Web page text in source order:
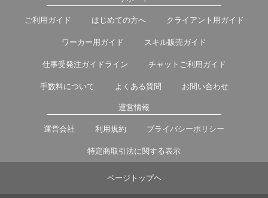
ご利用ガイド はじめての方へ クライアント用ガイド
ワーカー用ガイド スキル販売ガイド
仕事受発注ガイドライン チャットご利用ガイド
手数料について よくある質問 お問い合わせ
運営情報
運営会社 利用規約 プライバシーポリシー
特定商取引法に関する表示
ページトップヘ